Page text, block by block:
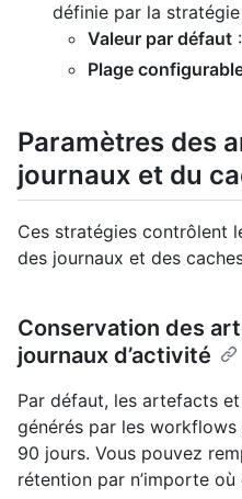
définie par la stratégie
Valeur par défaut
Plage
Paramètres des
journaux et du
Ces stratégies contrôlent
des journaux et des
Conservation des
journaux d’activité
Par défaut, les artefacts
générés par les
90 jours. Vous pouvez
rétention par n’importe